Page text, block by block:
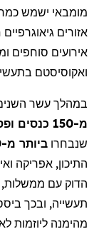
מומבאי ישמש
אזורים
אירועים סוחפים
ואקוסיסטם
במהלך עשר
מ-150 כנסים ופסגות
שנבחרו ביותר מ-20 מדינות
התיכון, אפריקה
הדוק עם ממשלות,
תעשייה, ובכך
מהימנה ליוזמות